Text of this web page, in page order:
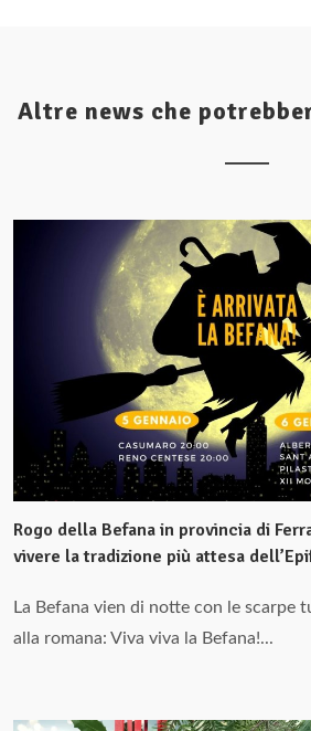
Altre news che
Rogo della Befana in provincia di
vivere la tradizione più attesa
La Befana vien di notte con le scarpe
alla romana: Viva viva la Befana!...